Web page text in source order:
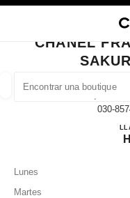
las sugerencias se
0 Sugerencias disponibles
CERRAR TARJETA DE
CHANEL
1-13-2, Shin-
030-
Lunes
Martes